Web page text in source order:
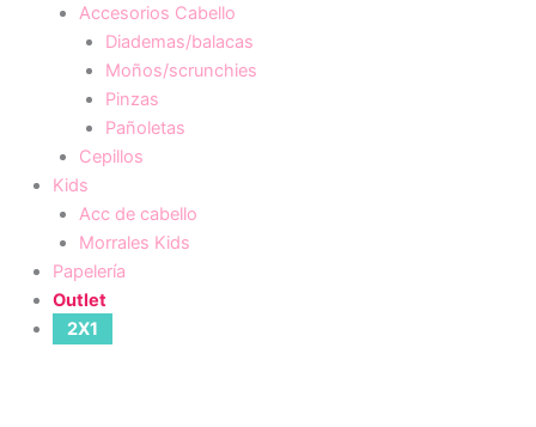
Accesorios Cabello
Diademas/balacas
Moños/scrunchies
Pinzas
Pañoletas
Cepillos
Kids
Acc de cabello
Morrales Kids
Papelería
Outlet
2X1